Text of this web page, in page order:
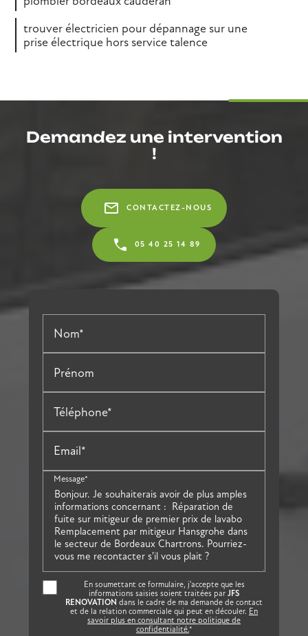
trouver électricien pour dépannage sur une
prise électrique hors service talence
Demandez une intervention
!
mail_outline CONTACTEZ-NOUS
05 40 25 14 89
Nom*
Prénom
Téléphone*
Email*
Message*
En soumettant ce formulaire, j'accepte que les
informations saisies soient traitées par JFS
RENOVATION dans le cadre de ma demande de contact
et de la relation commerciale qui peut en découler. En
savoir plus en consultant notre politique de
confidentialité.*